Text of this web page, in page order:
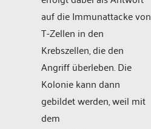
auf die Immunattacke von
T-Zellen in den
Krebszellen, die den
Angriff überleben. Die
Kolonie kann dann
gebildet werden, weil mit
dem